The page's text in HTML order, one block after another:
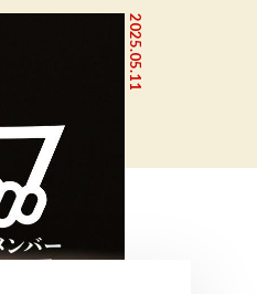
2025.05.11